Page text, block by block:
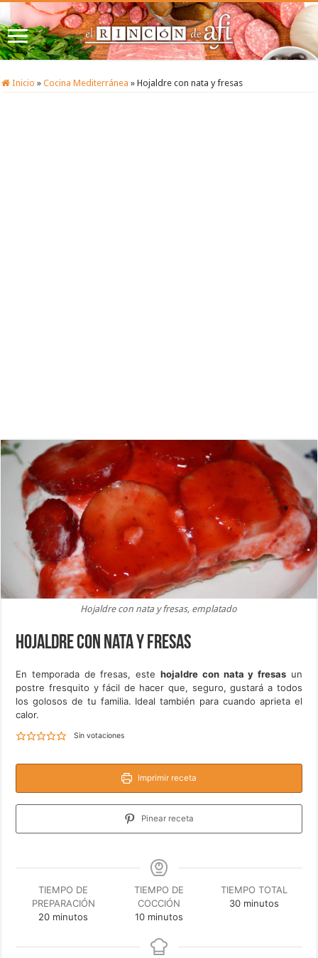
Inicio » Cocina Mediterránea » Hojaldre con nata y fresas
Hojaldre con nata y fresas, emplatado
Hojaldre con nata y fresas
En temporada de fresas, este hojaldre con nata y fresas un
postre fresquito y fácil de hacer que, seguro, gustará a todos
los golosos de tu familia. Ideal también para cuando aprieta el
calor.
Sin votaciones
Imprimir receta
Pinear receta
TIEMPO DE
PREPARACIÓN
20minutos
minutos
TIEMPO DE
COCCIÓN
10minutos
minutos
TIEMPO TOTAL
30minutos
minutos